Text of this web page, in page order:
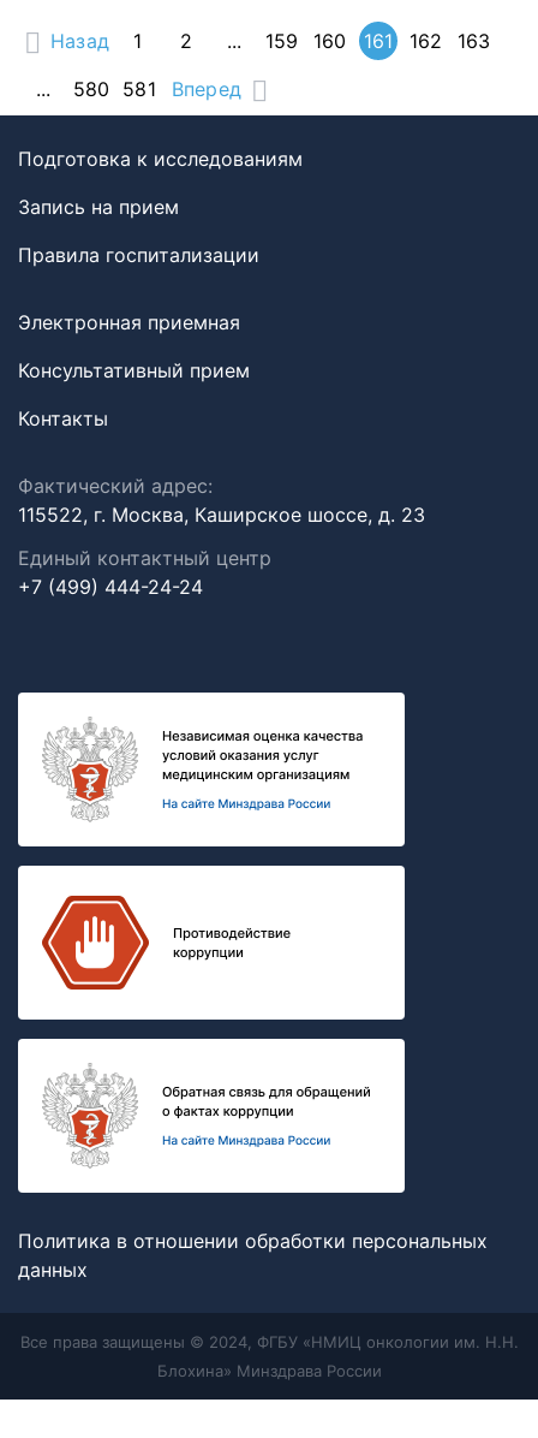
Назад 1 2 ... 159 160 161 162
163
...
580 581 Вперед
Подготовка к исследованиям
Запись на прием
Правила госпитализации
Электронная приемная
Консультативный прием
Контакты
Фактический адрес:
115522, г. Москва, Каширское шоссе, д. 23
Единый контактный центр
+7 (499) 444-24-24
Политика в отношении обработки персональных
данных
Все права защищены © 2024, ФГБУ «НМИЦ онкологии им. Н.Н.
Блохина» Минздрава России